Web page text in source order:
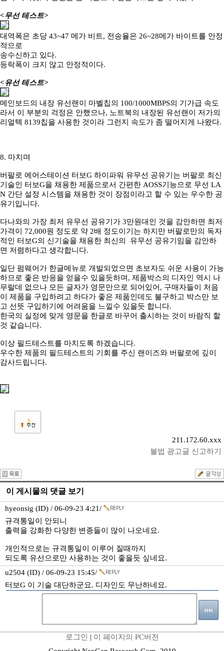
<무선 테스트>
대역폭은 초당 43~47 메가 비트, 전송율은 26~28메가 바이트를 안정
적으로
송수신하고 있다.
등락폭이 크지 않고 안정적이다.
<유선 테스트>
메인보드의 내장 유선랜이 마벨칩의 100/1000MBPS의 기가급 속도
라서 이 부분의 걱정은 안했으나, 노트북의 내장된 유선랜이 저가의
리얼텍 8139칩을 사용한 것이라 그런지 속도가 좀 떨어지게 나왔다.
8. 마치며
버팔로 에어스테이션 터보G 하이파워 유무선 공유기는 버팔로 최신
기술인 터보G을 채용한 제품으로서 간편한 AOSS기능으로 무선 LA
N 간단 설정 시스템을 채용한 것이 장점이라고 할 수 있는 우수한 공
유기입니다.
다나와의 가장 최저 유무선 공유기가 3만원대인 것을 감안하면 최저
가격이 72,000원 정도로 약 2배 정도이기는 하지만 버팔로만의 독자
적인 터보G의 신기술을 채용한 최신의 유무선 공유기임을 감안하
면 저렴하다고 생각합니다.
일단 펌웨어가 한글메뉴로 개발되었으면 초보자도 쉬운 사용이 가능
하므로 좋은 반응을 얻을수 있을듯하며, 제품박스의 디자인 역시 나
무랄데 없으나 모든 글자가 영문만으로 되어있어, 구매자들이 처음
이 제품을 구입하려고 하다가 좋은 제품인데도 불구하고 박스만 보
고 선뜻 구입하기에 어려움을 느낄수 있을듯 합니다.
한국의 실정에 맞게 영문을 한글로 바꾸어 출시하는 것이 바람직 할
것 같습니다.
이상 필드테스트를 마치도록 하겠습니다.
우수한 제품의 필드테스트의 기회를 주신 랜이즈와 버팔로에 깊이
감사드립니다.
3
211.172.60.xxx
불법 광고글 신고하기
이 게시물의 댓글 보기
hyeonsig (ID) / 06-09-23 4:21/
규격통일이 안되니
출력을 강화한 다양한 변종들이 많이 나오네요.
개인적으로는 규격통일이 이루어 질때까지
되도록 유선으로만 사용하는 것이 좋을듯 싶네요.
u2504 (ID) / 06-09-23 15:45/
터보G 이 기술 대단하군요. 디자인도 무난하네요.
로그인 | 이 페이지의 PC버전